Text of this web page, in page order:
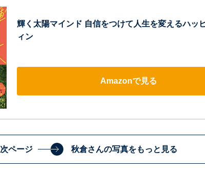
輝く太陽マインド 自信をつけて人生を変えるハッ
ィン
Amazonで見る
次ページ 秋倉さんの写真をもっと見る